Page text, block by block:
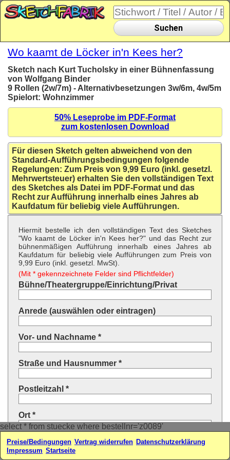
select * from stuecke where bestellnr='z0089'
Suchen
Wo kaamt de Löcker in'n Kees her?
Sketch nach Kurt Tucholsky in einer Bühnenfassung
von Wolfgang Binder
9 Rollen (2w/7m) - Alternativbesetzungen 3w/6m, 4w/5m
Spielort: Wohnzimmer
50% Leseprobe im PDF-Format
zum kostenlosen Download
Für diesen Sketch gelten abweichend von den
Standard-Aufführungsbedingungen folgende
Regelungen: Zum Preis von 9,99 Euro (inkl. gesetzl.
Mehrwertsteuer) erhalten Sie den vollständigen Text
des Sketches als Datei im PDF-Format und das
Recht zur Aufführung innerhalb eines Jahres ab
Kaufdatum für beliebig viele Aufführungen.
Hiermit bestelle ich den vollständigen Text des Sketches
"Wo kaamt de Löcker in'n Kees her?" und das Recht zur
bühnenmäßigen Aufführung innerhalb eines Jahres ab
Kaufdatum für beliebig viele Aufführungen zum Preis von
9,99 Euro (inkl. gesetzl. MwSt).
(Mit * gekennzeichnete Felder sind Pflichtfelder)
Bühne/Theatergruppe/Einrichtung/Privat
Anrede (auswählen oder eintragen)
Vor- und Nachname *
Straße und Hausnummer *
Postleitzahl *
Ort *
Land * (auswählen oder eintragen)
Preise/Bedingungen Vertrag widerrufen Datenschutzerklärung
Impressum Startseite